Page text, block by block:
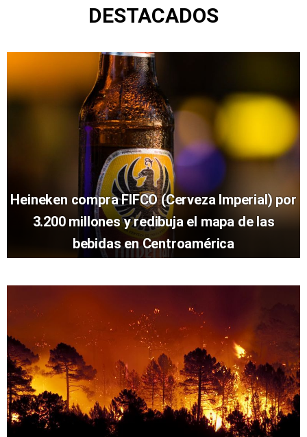
DESTACADOS
Heineken compra FIFCO (Cerveza Imperial) por
3.200 millones y redibuja el mapa de las
bebidas en Centroamérica